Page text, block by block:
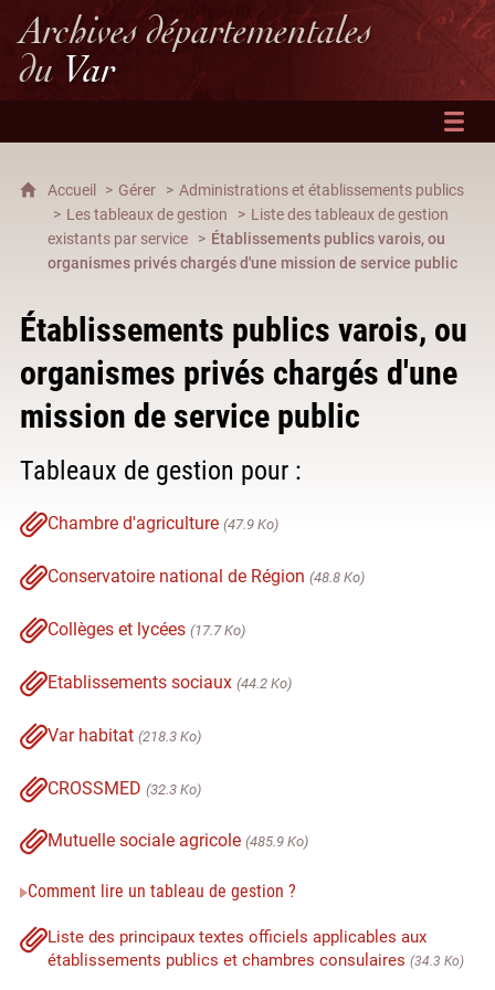
Archives départementales
du Var
Accueil Gérer
Administrations et établissements publics
Les tableaux de gestion
Liste des tableaux de gestion
existants par service
Établissements publics varois, ou
organismes privés chargés d'une mission de service public
Établissements publics varois, ou
organismes privés chargés d'une
mission de service public
Tableaux de gestion pour :
Chambre d'agriculture (47.9 Ko)
Conservatoire national de Région (48.8 Ko)
Collèges et lycées (17.7 Ko)
Etablissements sociaux (44.2 Ko)
Var habitat (218.3 Ko)
CROSSMED (32.3 Ko)
Mutuelle sociale agricole (485.9 Ko)
Comment lire un tableau de gestion ?
Liste des principaux textes officiels applicables aux
établissements publics et chambres consulaires (34.3 Ko)